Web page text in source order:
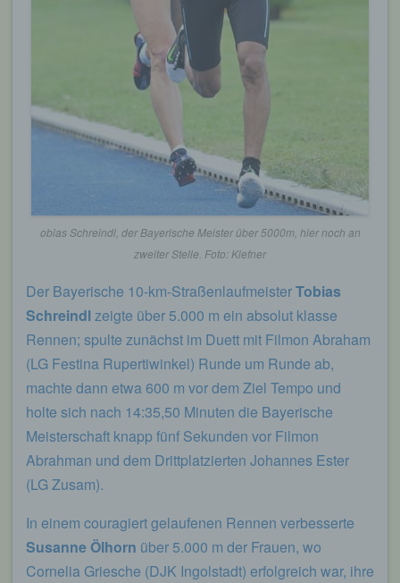
obias Schreindl, der Bayerische Meister über 5000m, hier noch an
zweiter Stelle. Foto: Kiefner
Der Bayerische 10-km-StraßenlaufmeisterTobias
Schreindlzeigte über 5.000 m ein absolut klasse
Rennen; spulte zunächst im Duett mit Filmon Abraham
(LG Festina Rupertiwinkel) Runde um Runde ab,
machte dann etwa 600 m vor dem Ziel Tempo und
holte sich nach 14:35,50 Minuten die Bayerische
Meisterschaft knapp fünf Sekunden vor Filmon
Abrahman und dem Drittplatzierten Johannes Ester
(LG Zusam).
In einem couragiert gelaufenen Rennen verbesserte
Susanne Ölhorn über 5.000 m der Frauen, wo
Cornelia Griesche (DJK Ingolstadt) erfolgreich war, ihre